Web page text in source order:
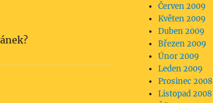
Červen 2009
Květen 2009
Duben 2009
Březen 2009
Únor 2009
Leden 2009
Prosinec 2008
Listopad 2008